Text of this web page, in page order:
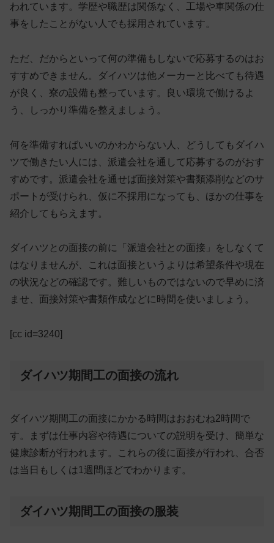
われています。学歴や職歴は関係なく、工場や車関係の仕
事をしたことがない人でも採用されています。
ただ、だからといって何の準備もしないで応募するのはお
すすめできません。ダイハツは他メーカーと比べても待遇
が良く、寮の設備も整っています。良い環境で働けるよ
う、しっかり準備を整えましょう。
何を準備すればいいのかわからない人、どうしてもダイハ
ツで働きたい人には、 派遣会社を通して応募するのがおす
すめです。派遣会社を通せば面接対策や書類添削などのサ
ポートが受けられ、仮に不採用になっても、ほかの仕事を
紹介してもらえます。
ダイハツとの面接の前に「派遣会社との面接」をしなくて
はなりませんが、これは面接というよりは希望条件や現在
の状況などの確認です。難しいものではないので早めに済
ませ、面接対策や書類作成などに時間を使いましょう。
[cc id=3240]
ダイハツ期間工の面接の流れ
ダイハツ期間工の面接にかかる時間はおおむね2時間で
す。まずは仕事内容や待遇についての説明を受け、簡単な
健康診断が行われます。これらの後に面接が行われ、合否
は当日もしくは1週間ほどでわかります。
ダイハツ期間工の面接の服装